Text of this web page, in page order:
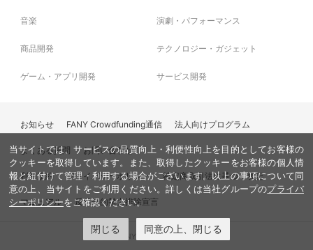
音楽 演劇・パフォーマンス
商品開発 テクノロジー・ガジェット
ゲーム・アプリ開発 サービス開発
お知らせ FANY Crowdfunding通信 法人向けプログラム
よくある質問 お問い合わせ
利用規約 プライバシーポリシー 特定商取引法に基づく表記
マニュアル 反社会的勢力排除宣言
© FANY, All Rights Reserved.
当サイトでは、サービスの品質向上・利便性向上を目的としてお客様の
クッキーを取得しています。また、取得したクッキーをお客様の個人情
報と紐付けて管理・利用する場合がございます。以上の事項について同
意の上、当サイトをご利用ください。詳しくは当社グループのプライバ
シーポリシーをご確認ください。
閉じる 同意の上、閉じる